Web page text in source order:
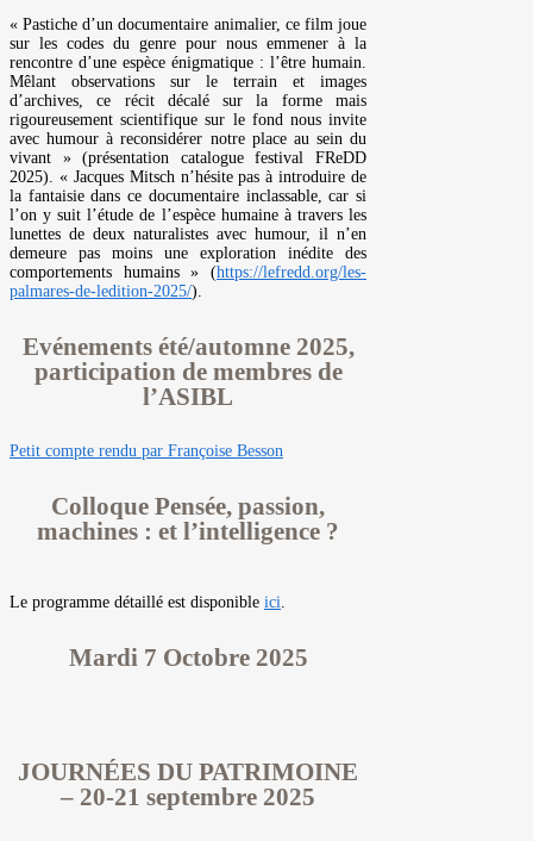
« Pastiche d’un documentaire animalier, ce film joue
sur les codes du genre pour nous emmener à la
rencontre d’une espèce énigmatique : l’être humain.
Mêlant observations sur le terrain et images
d’archives, ce récit décalé sur la forme mais
rigoureusement scientifique sur le fond nous invite
avec humour à reconsidérer notre place au sein du
vivant » (présentation catalogue festival FReDD
2025). « Jacques Mitsch n’hésite pas à introduire de
la fantaisie dans ce documentaire inclassable, car si
l’on y suit l’étude de l’espèce humaine à travers les
lunettes de deux naturalistes avec humour, il n’en
demeure pas moins une exploration inédite des
comportements humains » (https://lefredd.org/les-
palmares-de-ledition-2025/).
Evénements été/automne 2025,
participation de membres de
l’ASIBL
Petit compte rendu par Françoise Besson
Colloque Pensée, passion,
machines : et l’intelligence ?
Le programme détaillé est disponible ici.
Mardi 7 Octobre 2025
JOURNÉES DU PATRIMOINE
– 20-21 septembre 2025